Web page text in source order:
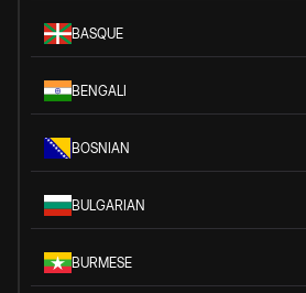
BASQUE
BENGALI
BOSNIAN
BULGARIAN
BURMESE